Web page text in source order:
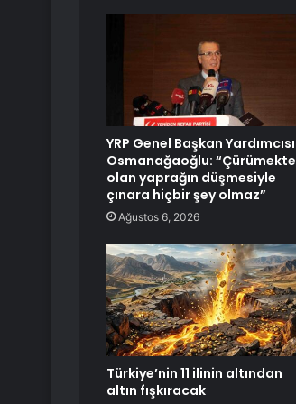
YRP Genel Başkan Yardımcısı
Osmanağaoğlu: “Çürümekte
olan yaprağın düşmesiyle
çınara hiçbir şey olmaz”
Ağustos 6, 2026
Türkiye’nin 11 ilinin altından
altın fışkıracak